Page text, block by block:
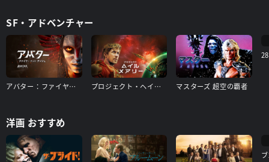
SF・アドベンチャー
アバター：ファイヤー・アンド・アッシュ プロジェクト・ヘイル・メアリー マスターズ 超空の覇者
洋画 おすすめ